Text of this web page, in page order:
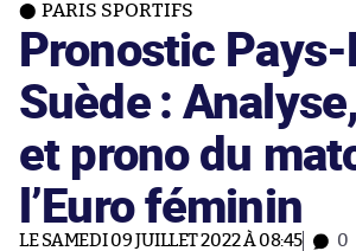
PARIS SPORTIFS
Pronostic
Suède :
et prono du
l’Euro féminin
LE SAMEDI 09 JUILLET 2022 À 08:45 0